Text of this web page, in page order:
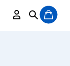
Přihlášení
Hledat